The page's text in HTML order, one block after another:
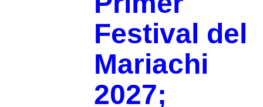
Festival del
Mariachi
2027;